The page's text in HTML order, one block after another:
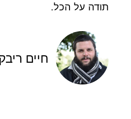
תודה על הכל.
חיים